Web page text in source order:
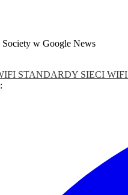
w Google News
STANDARDY SIECI WIFI